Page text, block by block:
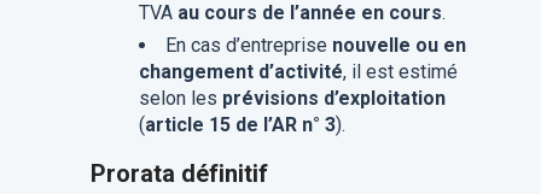
TVA au cours de l’année en cours.
En cas d’entreprise nouvelle ou en
changement d’activité, il est estimé
selon les prévisions d’exploitation
(article 15 de l’AR n° 3).
Prorata définitif